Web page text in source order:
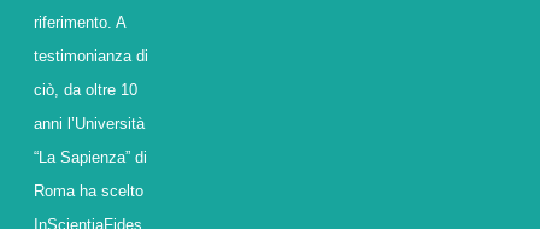
riferimento. A
testimonianza di
ciò, da oltre 10
anni l’Università
“La Sapienza” di
Roma ha scelto